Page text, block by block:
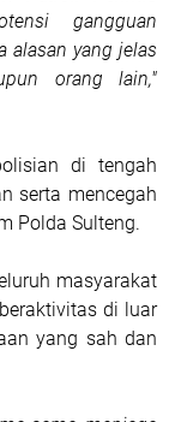
gangguan
alasan yang jelas
orang lain,"
di tengah
serta mencegah
Polda Sulteng.
masyarakat
di luar
yang sah dan